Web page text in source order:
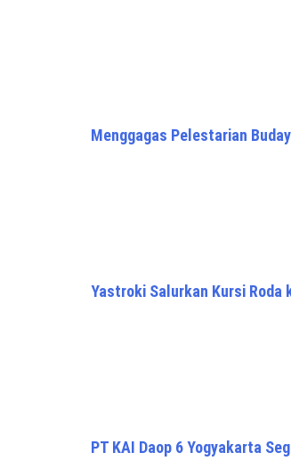
Menggagas Pelestarian
Yastroki Salurkan Kursi Roda
PT KAI Daop 6 Yogyakarta